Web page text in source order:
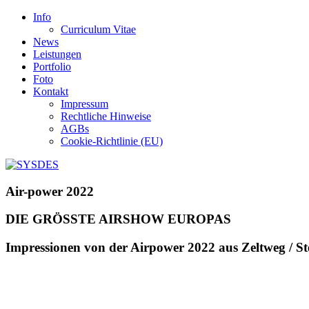
Info
Curriculum Vitae
News
Leistungen
Portfolio
Foto
Kontakt
Impressum
Rechtliche Hinweise
AGBs
Cookie-Richtlinie (EU)
Air-power 2022
DIE GRÖSSTE AIRSHOW EUROPAS
Impressionen von der Airpower 2022 aus Zeltweg /